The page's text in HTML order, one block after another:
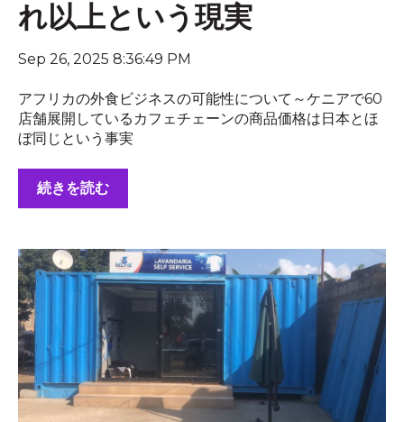
れ以上という現実
Sep 26, 2025 8:36:49 PM
アフリカの外食ビジネスの可能性について～ケニアで60
店舗展開しているカフェチェーンの商品価格は日本とほ
ぼ同じという事実
続きを読む